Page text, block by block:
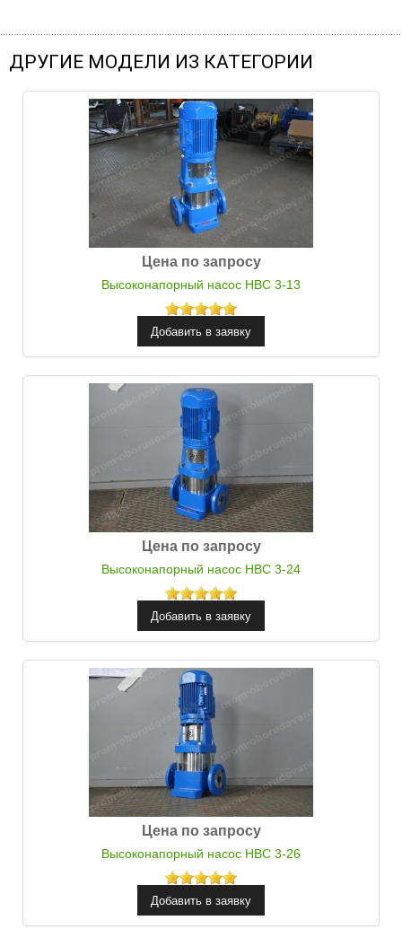
ДРУГИЕ МОДЕЛИ ИЗ КАТЕГОРИИ
Цена по запросу
Высоконапорный насос НВС 3-13
Цена по запросу
Высоконапорный насос НВС 3-24
Цена по запросу
Высоконапорный насос НВС 3-26